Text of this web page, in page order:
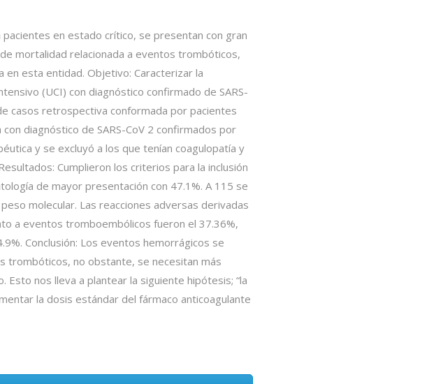
en estado crítico, se presentan con gran
mortalidad relacionada a eventos trombóticos,
en esta entidad. Objetivo: Caracterizar la
(UCI) con diagnóstico confirmado de SARS-
casos retrospectiva conformada por pacientes
diagnóstico de SARS-CoV 2 confirmados por
y se excluyó a los que tenían coagulopatía y
Cumplieron los criterios para la inclusión
de mayor presentación con 47.1%. A 115 se
molecular. Las reacciones adversas derivadas
a eventos tromboembólicos fueron el 37.36%,
Conclusión: Los eventos hemorrágicos se
trombóticos, no obstante, se necesitan más
nos lleva a plantear la siguiente hipótesis; “la
la dosis estándar del fármaco anticoagulante